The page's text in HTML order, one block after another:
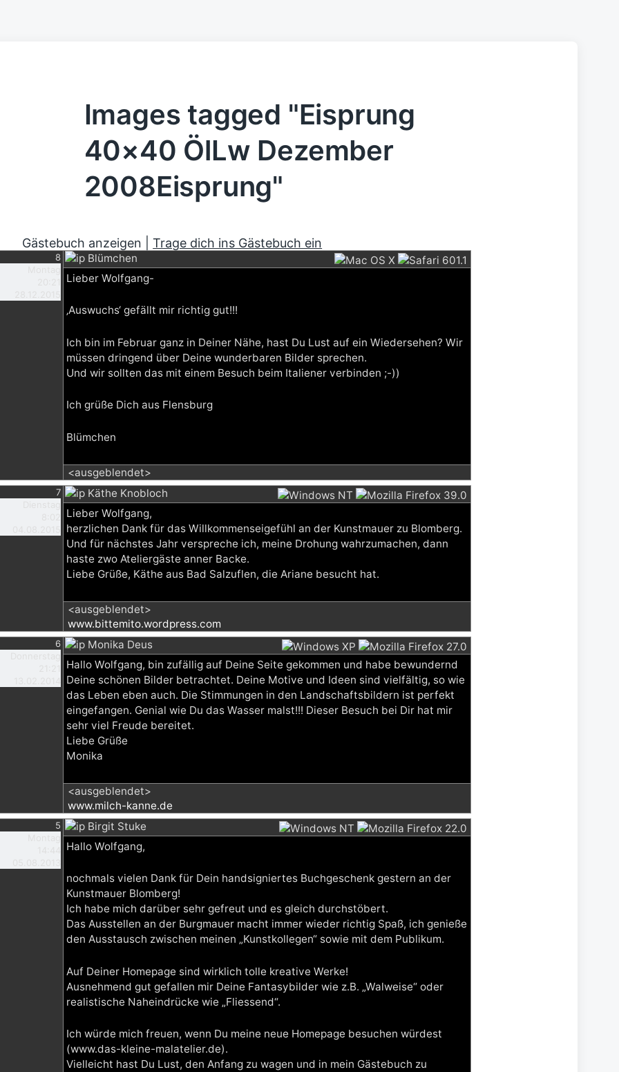
Images tagged "Eisprung
40×40 ÖlLw Dezember
2008Eisprung"
Gästebuch anzeigen |Trage dich ins Gästebuch ein
8
Blümchen
Lieber Wolfgang-
‚Auswuchs‘ gefällt mir richtig gut!!!
Ich bin im Februar ganz in Deiner Nähe, hast Du Lust auf ein Wiedersehen? Wir
müssen dringend über Deine wunderbaren Bilder sprechen.
Und wir sollten das mit einem Besuch beim Italiener verbinden ;-))
Ich grüße Dich aus Flensburg
Blümchen
<ausgeblendet>
7
Käthe Knobloch
Lieber Wolfgang,
herzlichen Dank für das Willkommenseigefühl an der Kunstmauer zu Blomberg.
Und für nächstes Jahr verspreche ich, meine Drohung wahrzumachen, dann
haste zwo Ateliergäste anner Backe.
Liebe Grüße, Käthe aus Bad Salzuflen, die Ariane besucht hat.
<ausgeblendet>
www.bittemito.wordpress.com
6
Monika Deus
Hallo Wolfgang, bin zufällig auf Deine Seite gekommen und habe bewundernd
Deine schönen Bilder betrachtet. Deine Motive und Ideen sind vielfältig, so wie
das Leben eben auch. Die Stimmungen in den Landschaftsbildern ist perfekt
eingefangen. Genial wie Du das Wasser malst!!! Dieser Besuch bei Dir hat mir
sehr viel Freude bereitet.
Liebe Grüße
Monika
<ausgeblendet>
www.milch-kanne.de
5
Birgit Stuke
Hallo Wolfgang,
nochmals vielen Dank für Dein handsigniertes Buchgeschenk gestern an der
Kunstmauer Blomberg!
Ich habe mich darüber sehr gefreut und es gleich durchstöbert.
Das Ausstellen an der Burgmauer macht immer wieder richtig Spaß, ich genieße
den Ausstausch zwischen meinen „Kunstkollegen“ sowie mit dem Publikum.
Auf Deiner Homepage sind wirklich tolle kreative Werke!
Ausnehmend gut gefallen mir Deine Fantasybilder wie z.B. „Walweise“ oder
realistische Naheindrücke wie „Fliessend“.
Ich würde mich freuen, wenn Du meine neue Homepage besuchen würdest
(www.das-kleine-malatelier.de).
Vielleicht hast Du Lust, den Anfang zu wagen und in mein Gästebuch zu